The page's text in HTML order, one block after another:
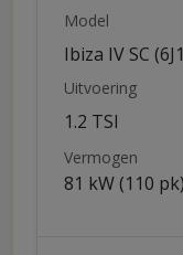
Model
Ibiza IV SC
Uitvoering
1.2 TSI
Vermogen
81 kW (110 pk)